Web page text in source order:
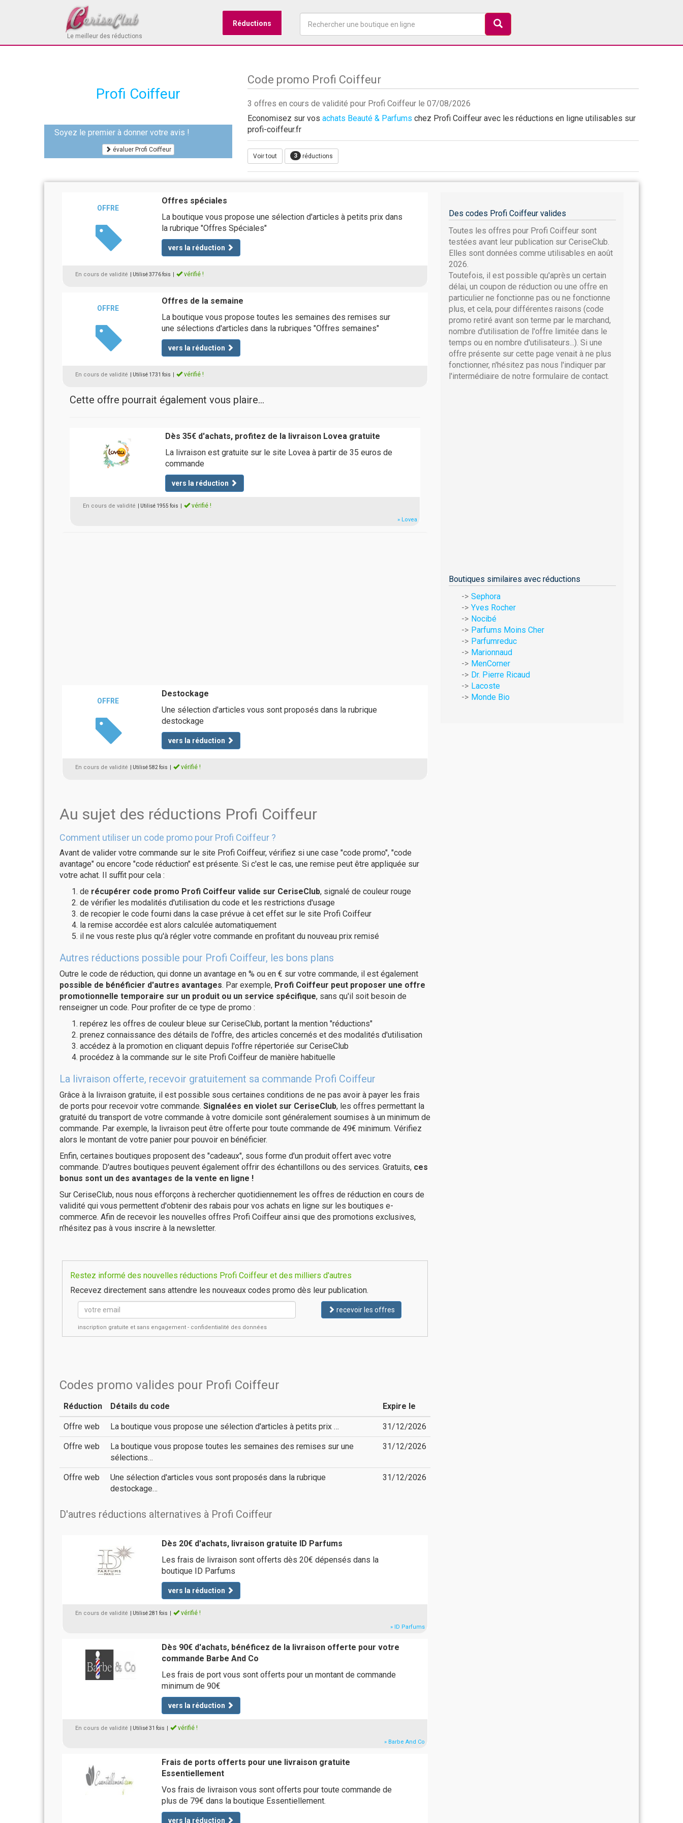
Le meilleur des réductions
Réductions
Profi Coiffeur
Soyez le premier à donner votre avis !
évaluer Profi Coiffeur
Code promo Profi Coiffeur
3 offres en cours de validité pour Profi Coiffeur le 07/08/2026
Economisez sur vos achats Beauté & Parfums chez Profi Coiffeur avec les réductions en ligne utilisables sur
profi-coiffeur.fr
Voir tout 3 réductions
OFFRE
Offres spéciales
La boutique vous propose une sélection d'articles à petits prix dans
la rubrique "Offres Spéciales"
vers la réduction
En cours de validité | Utilisé 3776 fois vérifié !
OFFRE
Offres de la semaine
La boutique vous propose toutes les semaines des remises sur
une sélections d'articles dans la rubriques "Offres semaines"
vers la réduction
En cours de validité | Utilisé 1731 fois vérifié !
Cette offre pourrait également vous plaire...
Dès 35€ d'achats, profitez de la livraison Lovea gratuite
La livraison est gratuite sur le site Lovea à partir de 35 euros de
commande
vers la réduction
En cours de validité | Utilisé 1955 fois vérifié !
» Lovea
OFFRE
Destockage
Une sélection d'articles vous sont proposés dans la rubrique
destockage
vers la réduction
En cours de validité | Utilisé 582 fois vérifié !
Au sujet des réductions Profi Coiffeur
Comment utiliser un code promo pour Profi Coiffeur ?
Avant de valider votre commande sur le site Profi Coiffeur, vérifiez si une case "code promo", "code
avantage" ou encore "code réduction" est présente. Si c'est le cas, une remise peut être appliquée sur
votre achat. Il suffit pour cela :
de récupérer code promo Profi Coiffeur valide sur CeriseClub, signalé de couleur rouge
de vérifier les modalités d'utilisation du code et les restrictions d'usage
de recopier le code fourni dans la case prévue à cet effet sur le site Profi Coiffeur
la remise accordée est alors calculée automatiquement
il ne vous reste plus qu'à régler votre commande en profitant du nouveau prix remisé
Autres réductions possible pour Profi Coiffeur, les bons plans
Outre le code de réduction, qui donne un avantage en % ou en € sur votre commande, il est également
possible de bénéficier d'autres avantages. Par exemple, Profi Coiffeur peut proposer une offre
promotionnelle temporaire sur un produit ou un service spécifique, sans qu'il soit besoin de
renseigner un code. Pour profiter de ce type de promo :
repérez les offres de couleur bleue sur CeriseClub, portant la mention "réductions"
prenez connaissance des détails de l'offre, des articles concernés et des modalités d'utilisation
accédez à la promotion en cliquant depuis l'offre répertoriée sur CeriseClub
procédez à la commande sur le site Profi Coiffeur de manière habituelle
La livraison offerte, recevoir gratuitement sa commande Profi Coiffeur
Grâce à la livraison gratuite, il est possible sous certaines conditions de ne pas avoir à payer les frais
de ports pour recevoir votre commande. Signalées en violet sur CeriseClub, les offres permettant la
gratuité du transport de votre commande à votre domicile sont généralement soumises à un minimum de
commande. Par exemple, la livraison peut être offerte pour toute commande de 49€ minimum. Vérifiez
alors le montant de votre panier pour pouvoir en bénéficier.
Enfin, certaines boutiques proposent des "cadeaux", sous forme d'un produit offert avec votre
commande. D'autres boutiques peuvent également offrir des échantillons ou des services. Gratuits, ces
bonus sont un des avantages de la vente en ligne !
Sur CeriseClub, nous nous efforçons à rechercher quotidiennement les offres de réduction en cours de
validité qui vous permettent d'obtenir des rabais pour vos achats en ligne sur les boutiques e-
commerce. Afin de recevoir les nouvelles offres Profi Coiffeur ainsi que des promotions exclusives,
n'hésitez pas à vous inscrire à la newsletter.
Restez informé des nouvelles réductions Profi Coiffeur et des milliers d'autres
Recevez directement sans attendre les nouveaux codes promo dès leur publication.
recevoir les offres
inscription gratuite et sans engagement - confidentialité des données
Codes promo valides pour Profi Coiffeur
Réduction Détails du code Expire le
Offre web La boutique vous propose une sélection d'articles à petits prix … 31/12/2026
Offre web
La boutique vous propose toutes les semaines des remises sur une
sélections…
31/12/2026
Offre web
Une sélection d'articles vous sont proposés dans la rubrique
destockage…
31/12/2026
D'autres réductions alternatives à Profi Coiffeur
Dès 20€ d'achats, livraison gratuite ID Parfums
Les frais de livraison sont offerts dès 20€ dépensés dans la
boutique ID Parfums
vers la réduction
En cours de validité | Utilisé 281 fois vérifié !
» ID Parfums
Dès 90€ d'achats, bénéficez de la livraison offerte pour votre
commande Barbe And Co
Les frais de port vous sont offerts pour un montant de commande
minimum de 90€
vers la réduction
En cours de validité | Utilisé 31 fois vérifié !
» Barbe And Co
Frais de ports offerts pour une livraison gratuite
Essentiellement
Vos frais de livraison vous sont offerts pour toute commande de
plus de 79€ dans la boutique Essentiellement.
vers la réduction
Des codes Profi Coiffeur valides
Toutes les offres pour Profi Coiffeur sont
testées avant leur publication sur CeriseClub.
Elles sont données comme utilisables en août
2026.
Toutefois, il est possible qu'après un certain
délai, un coupon de réduction ou une offre en
particulier ne fonctionne pas ou ne fonctionne
plus, et cela, pour différentes raisons (code
promo retiré avant son terme par le marchand,
nombre d'utilisation de l'offre limitée dans le
temps ou en nombre d'utilisateurs...). Si une
offre présente sur cette page venait à ne plus
fonctionner, n'hésitez pas nous l'indiquer par
l'intermédiaire de notre formulaire de contact.
Boutiques similaires avec réductions
Sephora
Yves Rocher
Nocibé
Parfums Moins Cher
Parfumreduc
Marionnaud
MenCorner
Dr. Pierre Ricaud
Lacoste
Monde Bio